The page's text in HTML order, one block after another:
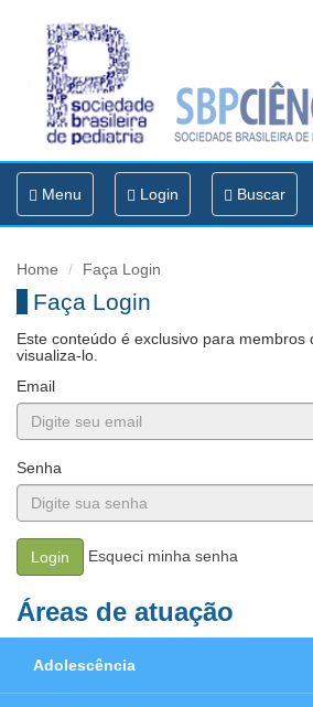
Toggle
navigation
Menu Login Buscar
Home Faça Login
Faça Login
Este conteúdo é exclusivo para membros
visualiza-lo.
Email
Senha
Login Esqueci minha senha
Áreas de atuação
Adolescência